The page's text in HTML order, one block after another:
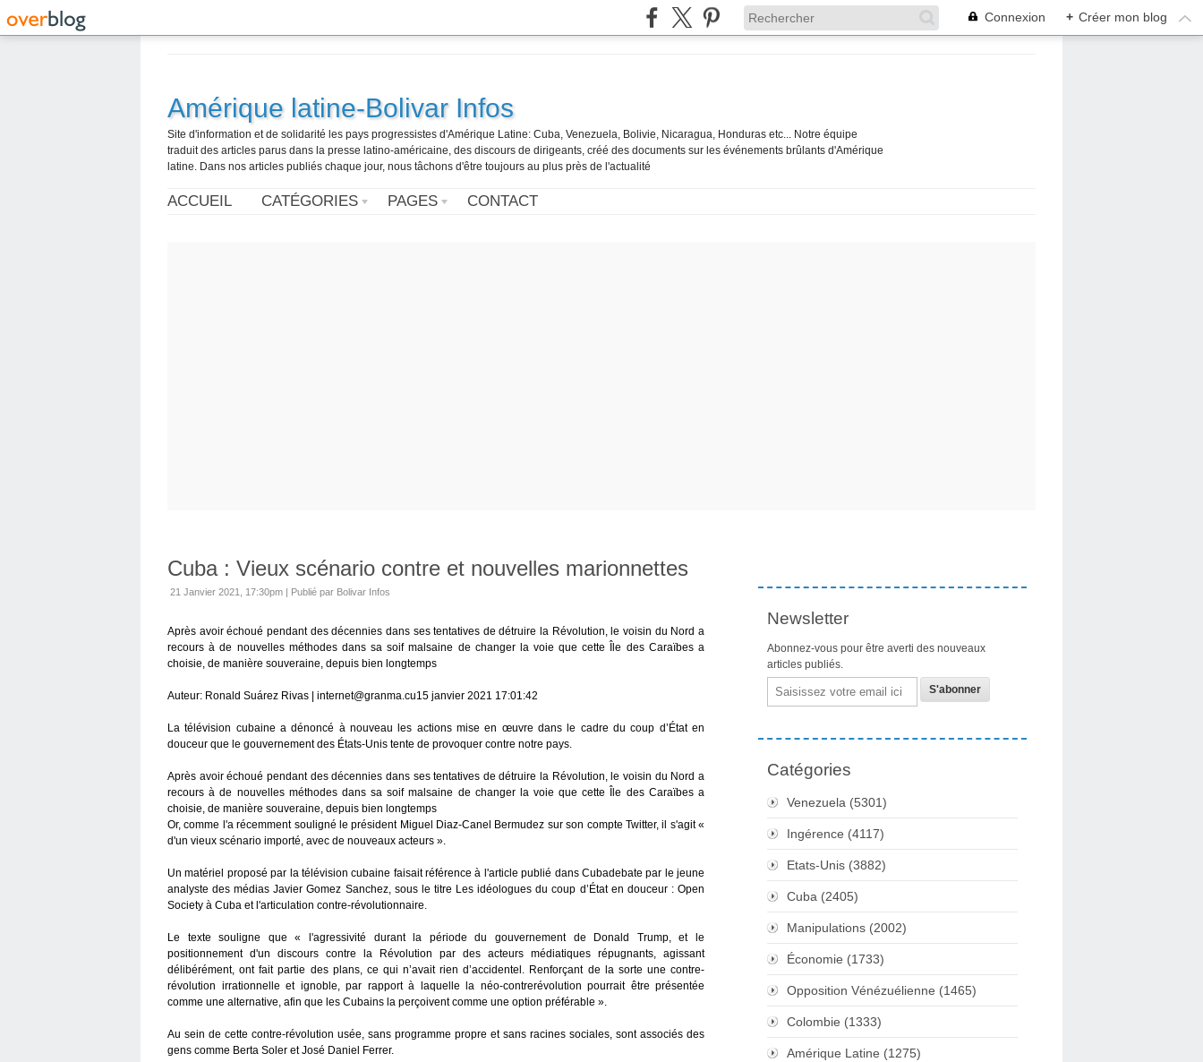
Connexion + Créer mon blog
Amérique latine-Bolivar Infos
Site d'information et de solidarité les pays progressistes d'Amérique Latine: Cuba, Venezuela, Bolivie, Nicaragua, Honduras etc... Notre équipe
traduit des articles parus dans la presse latino-américaine, des discours de dirigeants, créé des documents sur les événements brûlants d'Amérique
latine. Dans nos articles publiés chaque jour, nous tâchons d'être toujours au plus près de l'actualité
ACCUEIL CATÉGORIES PAGES CONTACT
Cuba : Vieux scénario contre et nouvelles marionnettes
21 Janvier 2021, 17:30pm | Publié par Bolivar Infos
Après avoir échoué pendant des décennies dans ses tentatives de détruire la Révolution, le voisin du Nord a
recours à de nouvelles méthodes dans sa soif malsaine de changer la voie que cette Île des Caraïbes a
choisie, de manière souveraine, depuis bien longtemps
Auteur: Ronald Suárez Rivas | internet@granma.cu15 janvier 2021 17:01:42
La télévision cubaine a dénoncé à nouveau les actions mise en œuvre dans le cadre du coup d’État en
douceur que le gouvernement des États-Unis tente de provoquer contre notre pays.
Après avoir échoué pendant des décennies dans ses tentatives de détruire la Révolution, le voisin du Nord a
recours à de nouvelles méthodes dans sa soif malsaine de changer la voie que cette Île des Caraïbes a
choisie, de manière souveraine, depuis bien longtemps
Or, comme l'a récemment souligné le président Miguel Diaz-Canel Bermudez sur son compte Twitter, il s'agit «
d'un vieux scénario importé, avec de nouveaux acteurs ».
Un matériel proposé par la télévision cubaine faisait référence à l'article publié dans Cubadebate par le jeune
analyste des médias Javier Gomez Sanchez, sous le titre Les idéologues du coup d’État en douceur : Open
Society à Cuba et l'articulation contre-révolutionnaire.
Le texte souligne que « l'agressivité durant la période du gouvernement de Donald Trump, et le
positionnement d'un discours contre la Révolution par des acteurs médiatiques répugnants, agissant
délibérément, ont fait partie des plans, ce qui n’avait rien d’accidentel. Renforçant de la sorte une contre-
révolution irrationnelle et ignoble, par rapport à laquelle la néo-contrerévolution pourrait être présentée
comme une alternative, afin que les Cubains la perçoivent comme une option préférable ».
Au sein de cette contre-révolution usée, sans programme propre et sans racines sociales, sont associés des
gens comme Berta Soler et José Daniel Ferrer.
Newsletter
Abonnez-vous pour être averti des nouveaux
articles publiés.
Email
Catégories
Venezuela (5301)
Ingérence (4117)
Etats-Unis (3882)
Cuba (2405)
Manipulations (2002)
Économie (1733)
Opposition Vénézuélienne (1465)
Colombie (1333)
Amérique Latine (1275)